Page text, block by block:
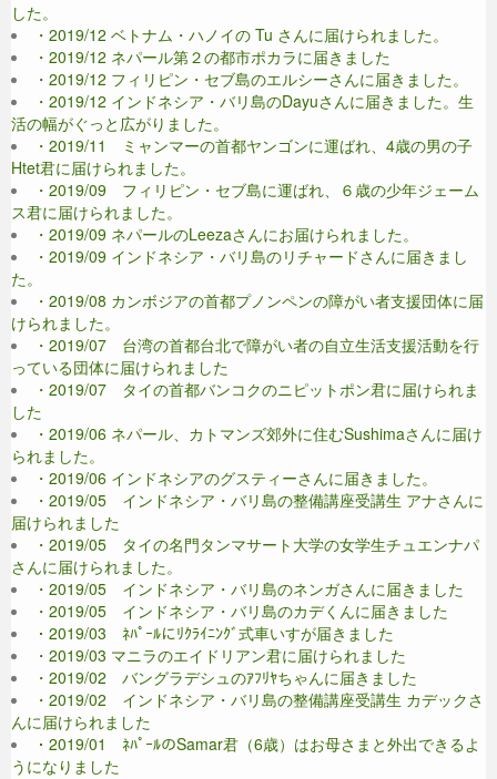
した。
・2019/12 ベトナム・ハノイの Tu さんに届けられました。
・2019/12 ネパール第２の都市ポカラに届きました
・2019/12 フィリピン・セブ島のエルシーさんに届きました。
・2019/12 インドネシア・バリ島のDayuさんに届きました。生
活の幅がぐっと広がりました。
・2019/11 ミャンマーの首都ヤンゴンに運ばれ、4歳の男の子
Htet君に届けられました。
・2019/09 フィリピン・セブ島に運ばれ、６歳の少年ジェーム
ス君に届けられました。
・2019/09 ネパールのLeezaさんにお届けられました。
・2019/09 インドネシア・バリ島のリチャードさんに届きまし
た。
・2019/08 カンボジアの首都プノンペンの障がい者支援団体に届
けられました。
・2019/07 台湾の首都台北で障がい者の自立生活支援活動を行
っている団体に届けられました
・2019/07 タイの首都バンコクのニピットポン君に届けられま
した
・2019/06 ネパール、カトマンズ郊外に住むSushimaさんに届け
られました。
・2019/06 インドネシアのグスティーさんに届きました。
・2019/05 インドネシア・バリ島の整備講座受講生 アナさんに
届けられました
・2019/05 タイの名門タンマサート大学の女学生チュエンナパ
さんに届けられました。
・2019/05 インドネシア・バリ島のネンガさんに届きました
・2019/05 インドネシア・バリ島のカデくんに届きました
・2019/03 ﾈﾊﾟｰﾙにﾘｸﾗｲﾆﾝｸﾞ式車いすが届きました
・2019/03 マニラのエイドリアン君に届けられました
・2019/02 バングラデシュのｱﾌﾘﾔちゃんに届きました
・2019/02 インドネシア・バリ島の整備講座受講生 カデックさ
んに届けられました
・2019/01 ﾈﾊﾟｰﾙのSamar君（6歳）はお母さまと外出できるよ
うになりました